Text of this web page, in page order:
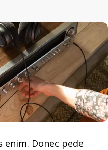
enim. Donec pede